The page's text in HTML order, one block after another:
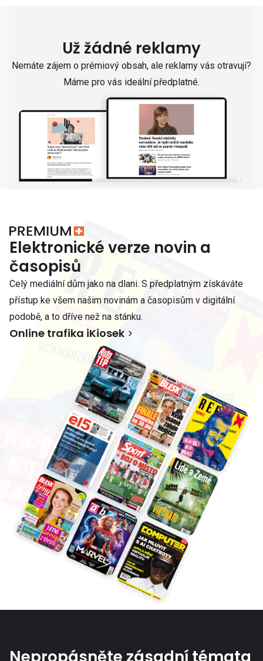
Už žádné reklamy
Nemáte zájem o prémiový obsah, ale reklamy vás otravují?
Máme pro vás ideální předplatné.
Elektronické verze novin a
časopisů
Celý mediální dům jako na dlani. S předplatným získáváte
přístup ke všem našim novinám a časopisům v digitální
podobě, a to dříve než na stánku.
Online trafika iKiosek